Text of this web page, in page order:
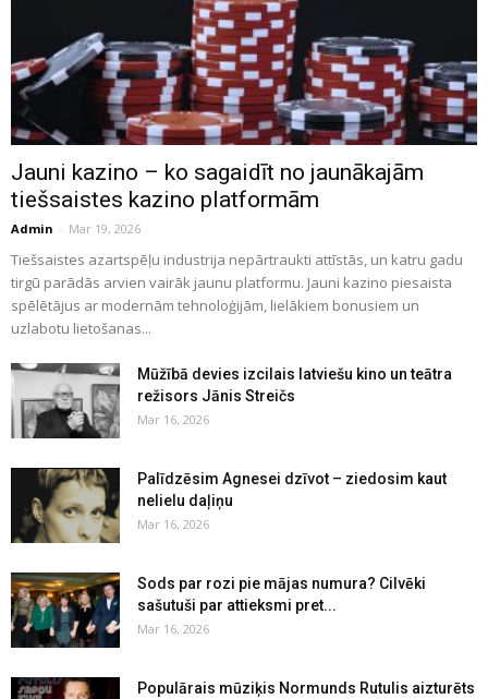
Jauni kazino – ko sagaidīt no jaunākajām
tiešsaistes kazino platformām
Admin - Mar 19, 2026
Tiešsaistes azartspēļu industrija nepārtraukti attīstās, un katru gadu
tirgū parādās arvien vairāk jaunu platformu. Jauni kazino piesaista
spēlētājus ar modernām tehnoloģijām, lielākiem bonusiem un
uzlabotu lietošanas...
Mūžībā devies izcilais latviešu kino un teātra
režisors Jānis Streičs
Mar 16, 2026
Palīdzēsim Agnesei dzīvot – ziedosim kaut
nelielu daļiņu
Mar 16, 2026
Sods par rozi pie mājas numura? Cilvēki
sašutuši par attieksmi pret...
Mar 16, 2026
Populārais mūziķis Normunds Rutulis aizturēts